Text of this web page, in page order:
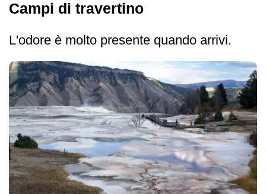
Campi di travertino
L'odore è molto presente quando arrivi.